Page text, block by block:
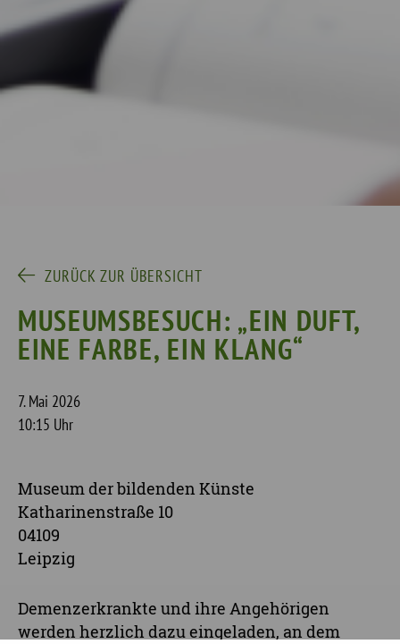
ZURÜCK ZUR ÜBERSICHT
MUSEUMSBESUCH: „EIN DUFT,
EINE FARBE, EIN KLANG“
7. Mai 2026
10:15 Uhr
Museum der bildenden Künste
Katharinenstraße 10
04109
Leipzig
Demenzerkrankte und ihre Angehörigen
werden herzlich dazu eingeladen, an dem